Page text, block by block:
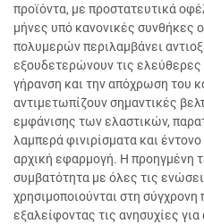
προϊόντα, με προστατευτικά
μήνες υπό κανονικές συνθήκες
πολυμερών περιλαμβάνει
εξουδετερώνουν τις ελεύθερες
γήρανση και την απόχρωση του
αντιμετωπίζουν σημαντικές
εμφάνισης των ελαστικών,
λαμπερά φινιρίσματα και
αρχική εφαρμογή. Η προηγμένη
συμβατότητα με όλες τις
χρησιμοποιούνται στη
εξαλείφοντας τις ανησυχίες